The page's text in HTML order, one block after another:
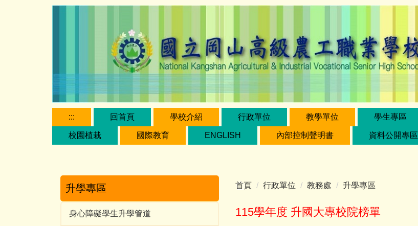
::: 回首頁 學校介紹 行政單位 教學單位 學生專區
校園植栽 國際教育 ENGLISH 內部控制聲明書 資料公開專區
升學專區
身心障礙學生升學管道
首頁 行政單位 教務處 升學專區
115學年度 升國大專校院榜單